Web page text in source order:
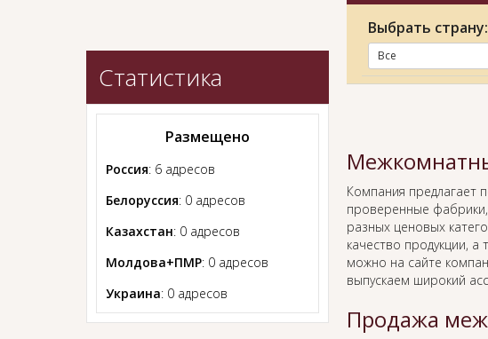
Выбрать страну:
Все
Компания предлагает
проверенные
разных ценовых
качество продукции,
можно на сайте
выпускаем широкий
Продажа
Статистика
Размещено
Россия: 6 адресов
Белоруссия: 0 адресов
Казахстан: 0 адресов
Молдова+ПМР: 0 адресов
Украина: 0 адресов